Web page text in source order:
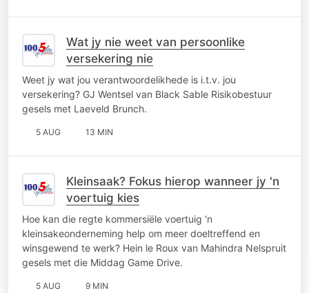
Wat jy nie weet van persoonlike
versekering nie
Weet jy wat jou verantwoordelikhede is i.t.v. jou
versekering? GJ Wentsel van Black Sable Risikobestuur
gesels met Laeveld Brunch.
5 AUG 13 MIN
Kleinsaak? Fokus hierop wanneer jy 'n
voertuig kies
Hoe kan die regte kommersiële voertuig 'n
kleinsakeonderneming help om meer doeltreffend en
winsgewend te werk? Hein le Roux van Mahindra Nelspruit
gesels met die Middag Game Drive.
5 AUG 9 MIN